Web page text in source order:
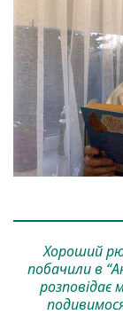
Хороший
побачили в
розповідає